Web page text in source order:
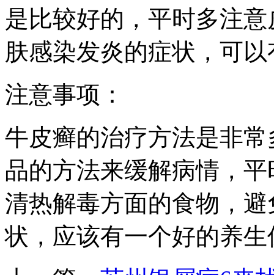
是比较好的，平时多注
肤感染发炎的症状，可
注意事项：
牛皮癣的治疗方法是非
品的方法来缓解病情，
清热解毒方面的食物，
状，应该有一个好的养